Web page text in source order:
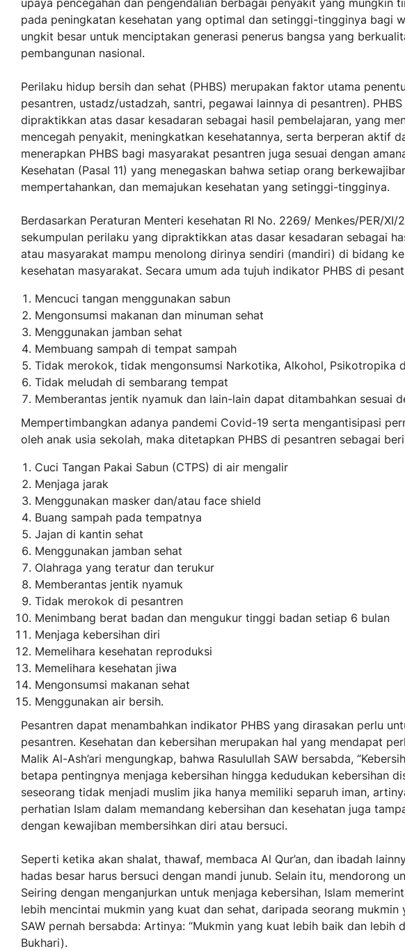
upaya pencegahan dan pengendalian berbagai penyakit yang
pada peningkatan kesehatan yang optimal dan setinggi-tingginya bagi
ungkit besar untuk menciptakan generasi penerus bangsa yang
pembangunan nasional.
Perilaku hidup bersih dan sehat (PHBS) merupakan faktor utama
pesantren, ustadz/ustadzah, santri, pegawai lainnya di pesantren).
dipraktikkan atas dasar kesadaran sebagai hasil pembelajaran, yang
mencegah penyakit, meningkatkan kesehatannya, serta berperan aktif
menerapkan PHBS bagi masyarakat pesantren juga sesuai dengan
Kesehatan (Pasal 11) yang menegaskan bahwa setiap orang
mempertahankan, dan memajukan kesehatan yang setinggi-tingginya.
Berdasarkan Peraturan Menteri kesehatan RI No. 2269/ Menkes/PER/XI/
sekumpulan perilaku yang dipraktikkan atas dasar kesadaran sebagai
atau masyarakat mampu menolong dirinya sendiri (mandiri) di bidang
kesehatan masyarakat. Secara umum ada tujuh indikator PHBS di
Mencuci tangan menggunakan sabun
Mengonsumsi makanan dan minuman sehat
Menggunakan jamban sehat
Membuang sampah di tempat sampah
Tidak merokok, tidak mengonsumsi Narkotika, Alkohol, Psikotropika
Tidak meludah di sembarang tempat
Memberantas jentik nyamuk dan lain-lain dapat ditambahkan sesuai
Mempertimbangkan adanya pandemi Covid-19 serta mengantisipasi
oleh anak usia sekolah, maka ditetapkan PHBS di pesantren sebagai
Cuci Tangan Pakai Sabun (CTPS) di air mengalir
Menjaga jarak
Menggunakan masker dan/atau face shield
Buang sampah pada tempatnya
Jajan di kantin sehat
Menggunakan jamban sehat
Olahraga yang teratur dan terukur
Memberantas jentik nyamuk
Tidak merokok di pesantren
Menimbang berat badan dan mengukur tinggi badan setiap 6 bulan
Menjaga kebersihan diri
Memelihara kesehatan reproduksi
Memelihara kesehatan jiwa
Mengonsumsi makanan sehat
Menggunakan air bersih.
Pesantren dapat menambahkan indikator PHBS yang dirasakan perlu
pesantren. Kesehatan dan kebersihan merupakan hal yang mendapat
Malik Al-Ash’ari mengungkap, bahwa Rasulullah SAW bersabda,
betapa pentingnya menjaga kebersihan hingga kedudukan kebersihan
seseorang tidak menjadi muslim jika hanya memiliki separuh iman,
perhatian Islam dalam memandang kebersihan dan kesehatan juga
dengan kewajiban membersihkan diri atau bersuci.
Seperti ketika akan shalat, thawaf, membaca Al Qur’an, dan ibadah
hadas besar harus bersuci dengan mandi junub. Selain itu, mendorong
Seiring dengan menganjurkan untuk menjaga kebersihan, Islam
lebih mencintai mukmin yang kuat dan sehat, daripada seorang
SAW pernah bersabda: Artinya: “Mukmin yang kuat lebih baik dan lebih
Bukhari).